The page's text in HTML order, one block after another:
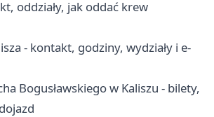
oddziały, jak oddać krew
- kontakt, godziny, wydziały i e-
Bogusławskiego w Kaliszu - bilety,